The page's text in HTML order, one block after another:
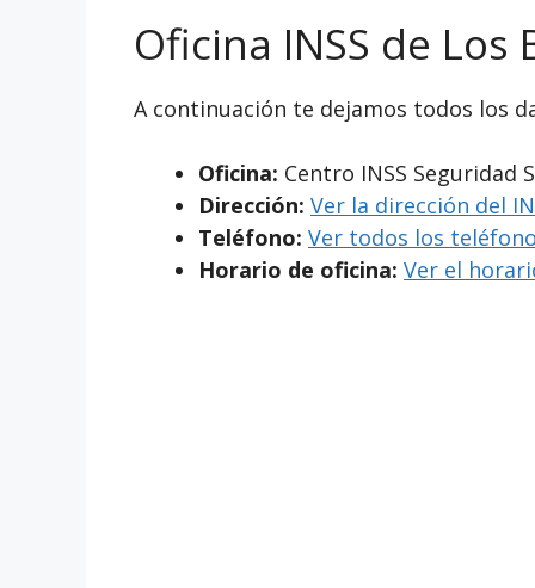
Oficina INSS de Los
A continuación te dejamos todos los
Oficina: Centro INSS Seguridad
Dirección: Ver la dirección del
Teléfono: Ver todos los
Horario de oficina: Ver el